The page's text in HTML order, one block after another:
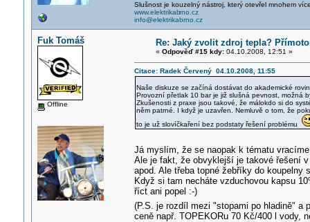
Slušnost je kouzelný nástroj, který otevřel mnohem
www.elektrikabrno.cz
info@elektrikabrno.cz
Fuk Tomáš
Offline
Re: Jaký zvolit zdroj tepla?
« Odpověď #15 kdy:04.10.2008, 12:51 »
Citace: Radek Červený 04.10.2008, 11:55
Naše diskuze se začíná dostávat do akademické
Provozní přetlak 10 bar je již slušná pevnost, možná
Zkušenosti z praxe jsou takové, že málokdo si do
něm patrné. I když je uzavřen. Nemluvě o tom, že
to je už slovíčkaření bez podstaty řešení problému
Já myslím, že se naopak k tématu
Ale je fakt, že obvyklejší je takové řešení
apod. Ale třeba topné žebříky do koupelny
Když si tam necháte vzduchovou kapsu
říct ani popel :-)
(P.S. je rozdíl mezi "stopami po hladině" a
ceně např. TOPEKORu 70 Kč/400 l vody,